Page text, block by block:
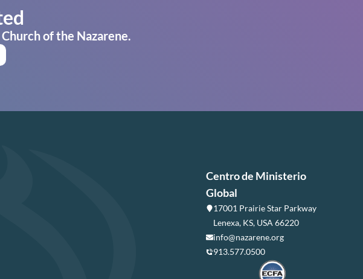
of the Nazarene.
Centro de Ministerio
Global
17001 Prairie Star Parkway
Lenexa, KS, USA 66220
info@nazarene.org
913.577.0500